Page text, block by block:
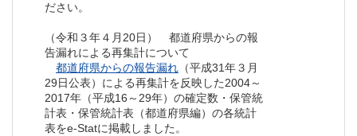
ださい。
（令和３年４月20日） 都道府県からの報
告漏れによる再集計について
都道府県からの報告漏れ （平成31年３月
29日公表）による再集計を反映した2004～
2017年（平成16～29年）の確定数・保管統
計表・保管統計表（都道府県編）の各統計
表をe-Statに掲載しました。